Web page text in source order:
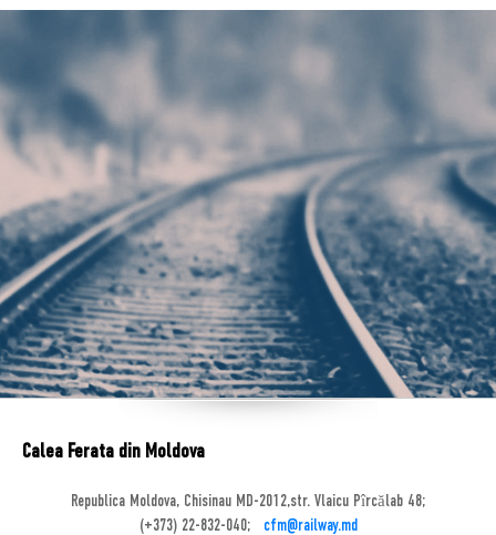
Calea Ferata din Moldova
Republica Moldova, Chisinau MD-2012,str. Vlaicu Pîrcălab 48;
(+373) 22-832-040;
cfm@railway.md